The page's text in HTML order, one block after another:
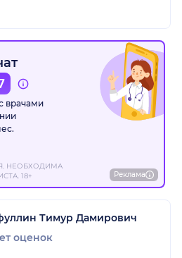
врачами
НЕОБХОДИМА
18+
Реклама
Тимур Дамирович
оценок